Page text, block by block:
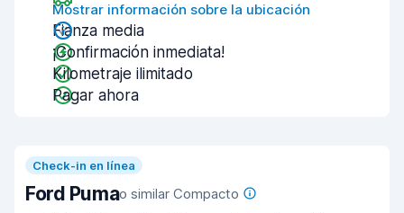
Mostrar información sobre la ubicación
Fianza media
¡Confirmación inmediata!
Kilometraje ilimitado
Pagar ahora
Check-in en línea
Ford Pumao similar Compacto